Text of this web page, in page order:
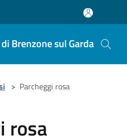
Brenzone sul Garda
> Parcheggi rosa
rosa